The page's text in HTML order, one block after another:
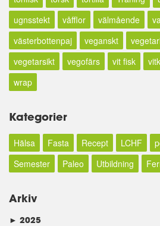
ugnsstekt
våfflor välmående
västerbottenpaj
veganskt
vegetarsikt
vegofärs vit fisk
wrap
Kategorier
Hälsa Fasta Recept LCHF
Semester
Paleo Utbildning
Arkiv
► 2025